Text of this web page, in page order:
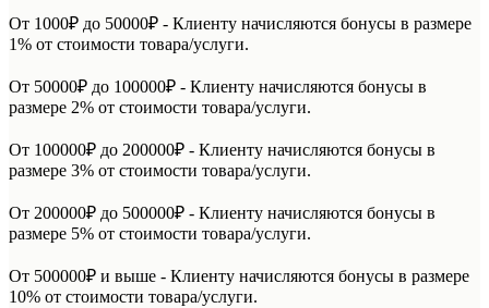
От 1000₽ до 50000₽ - Клиенту начисляются бонусы в размере
1% от стоимости товара/услуги.
От 50000₽ до 100000₽ - Клиенту начисляются бонусы в
размере 2% от стоимости товара/услуги.
От 100000₽ до 200000₽ - Клиенту начисляются бонусы в
размере 3% от стоимости товара/услуги.
От 200000₽ до 500000₽ - Клиенту начисляются бонусы в
размере 5% от стоимости товара/услуги.
От 500000₽ и выше - Клиенту начисляются бонусы в размере
10% от стоимости товара/услуги.